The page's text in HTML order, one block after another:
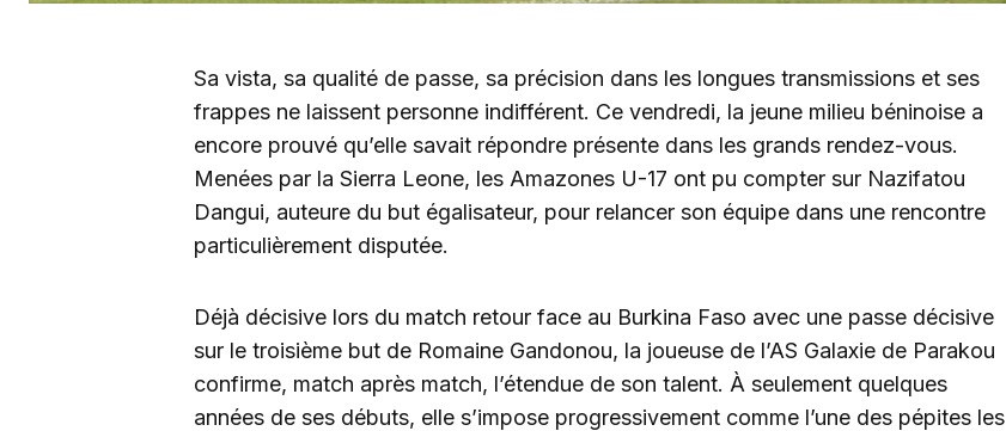
Sa vista, sa qualité de passe, sa précision dans les longues transmissions et ses
frappes ne laissent personne indifférent. Ce vendredi, la jeune milieu béninoise a
encore prouvé qu’elle savait répondre présente dans les grands rendez-vous.
Menées par la Sierra Leone, les Amazones U-17 ont pu compter sur Nazifatou
Dangui, auteure du but égalisateur, pour relancer son équipe dans une rencontre
particulièrement disputée.
Déjà décisive lors du match retour face au Burkina Faso avec une passe décisive
sur le troisième but de Romaine Gandonou, la joueuse de l’AS Galaxie de Parakou
confirme, match après match, l’étendue de son talent. À seulement quelques
années de ses débuts, elle s’impose progressivement comme l’une des pépites les